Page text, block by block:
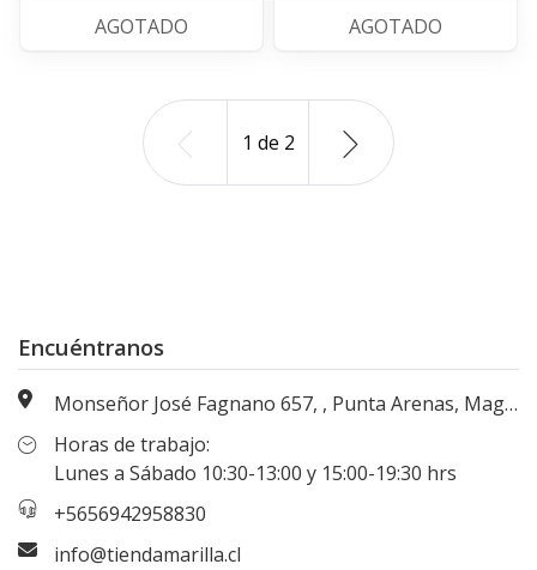
AGOTADO AGOTADO
1 de 2
Encuéntranos
Monseñor José Fagnano 657, , Punta Arenas, Magallanes, Chile
Horas de trabajo:
Lunes a Sábado 10:30-13:00 y 15:00-19:30 hrs
+5656942958830
info@tiendamarilla.cl